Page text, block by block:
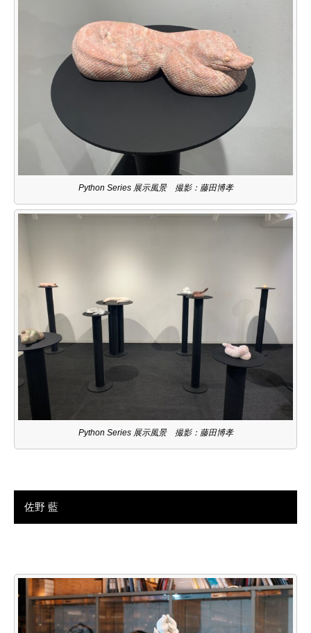
Python Series 展示風景 撮影：藤田博孝
Python Series 展示風景 撮影：藤田博孝
佐野 藍